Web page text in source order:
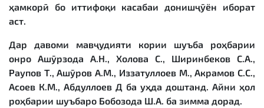
ҳамкорӣ бо иттифоқи касабаи донишҷӯён иборат
аст.
Дар давоми мавҷудияти кории шуъба роҳбарии
онро Ашӯрзода А.Н., Холова С., Ширинбеков С.А.,
Раупов Т., Ашӯров А.М., Иззатуллоев М., Акрамов С.С.,
Асоев К.М., Абдуллоев Д ба уҳда доштанд. Айни ҳол
роҳбарии шуъбаро Бобозода Ш.А. ба зимма дорад.